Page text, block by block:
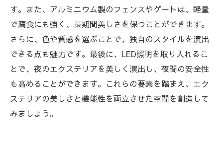
す。また、アルミニウム製のフェンスやゲートは、軽量
で腐食にも強く、長期間美しさを保つことができます。
さらに、色や質感を選ぶことで、独自のスタイルを演出
できる点も魅力です。最後に、LED照明を取り入れるこ
とで、夜のエクステリアを美しく演出し、夜間の安全性
も高めることができます。これらの要素を踏まえ、エク
ステリアの美しさと機能性を両立させた空間を創造して
みましょう。